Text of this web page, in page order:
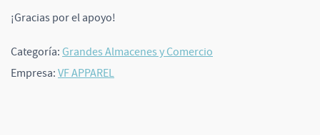
¡Gracias por el apoyo!
Categoría: Grandes Almacenes y Comercio
Empresa: VF APPAREL